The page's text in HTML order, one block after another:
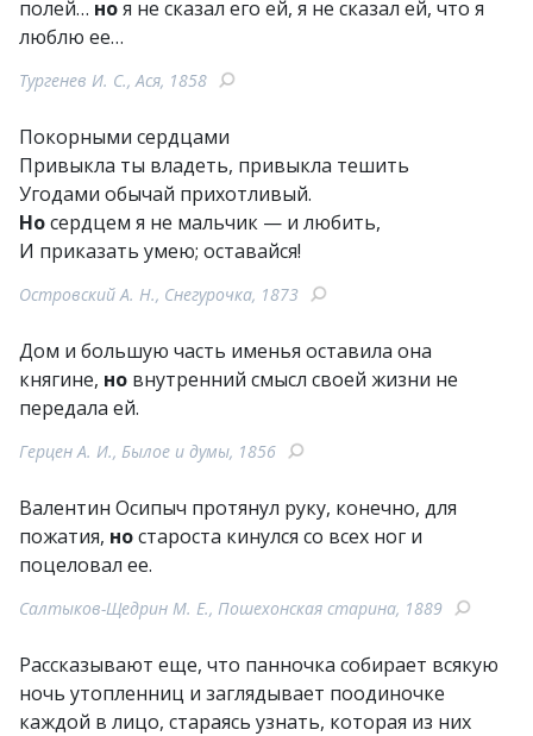
полей… ноя не сказал его ей, я не сказал ей, что я
люблю ее…
Тургенев И. С., Ася, 1858
Покорными сердцами
Привыкла ты владеть, привыкла тешить
Угодами обычай прихотливый.
Носердцем я не мальчик — и любить,
И приказать умею; оставайся!
Островский А. Н., Снегурочка, 1873
Дом и большую часть именья оставила она
княгине, но внутренний смысл своей жизни не
передала ей.
Герцен А. И., Былое и думы, 1856
Валентин Осипыч протянул руку, конечно, для
пожатия, ностароста кинулся со всех ног и
поцеловал ее.
Салтыков-Щедрин М. Е., Пошехонская старина, 1889
Рассказывают еще, что панночка собирает всякую
ночь утопленниц и заглядывает поодиночке
каждой в лицо, стараясь узнать, которая из них